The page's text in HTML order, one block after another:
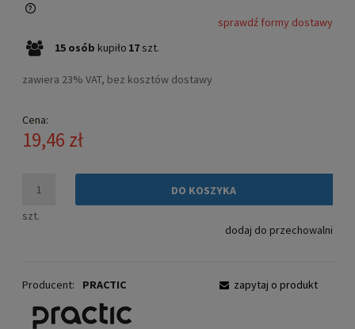
Cena nie zawiera ewentualnych kosztów płatności
sprawdź formy dostawy
15 osób kupiło 17 szt.
zawiera 23% VAT, bez kosztów dostawy
Cena:
19,46 zł
szt.
DO KOSZYKA
dodaj do przechowalni
Producent: PRACTIC zapytaj o produkt